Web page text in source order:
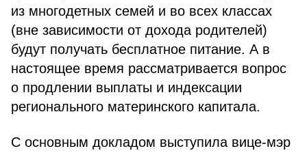
из многодетных семей и во всех классах
(вне зависимости от дохода родителей)
будут получать бесплатное питание. А в
настоящее время рассматривается вопрос
о продлении выплаты и индексации
регионального материнского капитала.
С основным докладом выступила вице-мэр